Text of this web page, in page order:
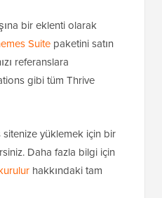
bir eklenti olarak
Suite paketini satın
referanslara
gibi tüm Thrive
yüklemek için bir
Daha fazla bilgi için
hakkındaki tam